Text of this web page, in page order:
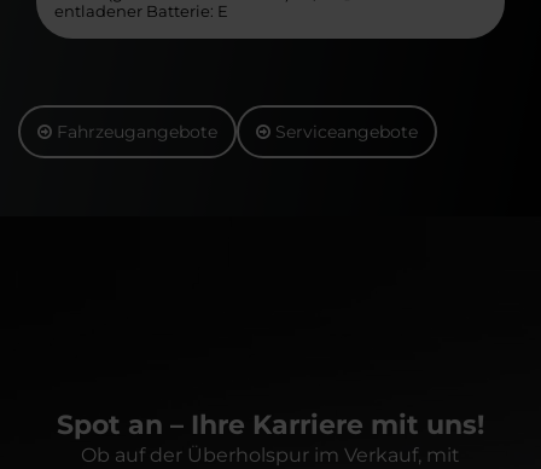
entladener Batterie: E
Fahrzeugangebote Serviceangebote
Spot an – Ihre Karriere mit uns!
Ob auf der Überholspur im Verkauf, mit